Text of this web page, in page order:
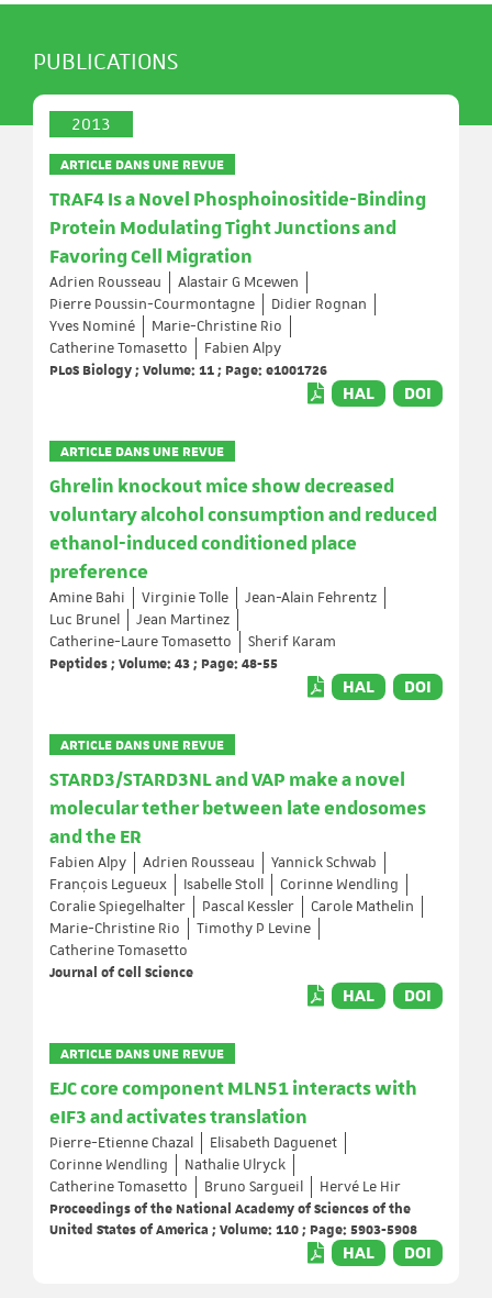
PUBLICATIONS
2013
ARTICLE DANS UNE REVUE
TRAF4 Is a Novel Phosphoinositide-Binding
Protein Modulating Tight Junctions and
Favoring Cell Migration
Adrien Rousseau
Alastair G Mcewen
Pierre Poussin-Courmontagne
Didier Rognan
Yves Nominé
Marie-Christine Rio
Catherine Tomasetto
Fabien Alpy
PLoS Biology ; Volume: 11 ; Page: e1001726
HAL DOI
ARTICLE DANS UNE REVUE
Ghrelin knockout mice show decreased
voluntary alcohol consumption and reduced
ethanol-induced conditioned place
preference
Amine Bahi Virginie Tolle
Jean-Alain Fehrentz
Luc Brunel
Jean Martinez
Catherine-Laure Tomasetto
Sherif Karam
Peptides ; Volume: 43 ; Page: 48-55
HAL DOI
ARTICLE DANS UNE REVUE
STARD3/STARD3NL and VAP make a novel
molecular tether between late endosomes
and the ER
Fabien Alpy Adrien Rousseau
Yannick Schwab
François Legueux
Isabelle Stoll
Corinne Wendling
Coralie Spiegelhalter
Pascal Kessler
Carole Mathelin
Marie-Christine Rio
Timothy P Levine
Catherine Tomasetto
Journal of Cell Science
HAL DOI
ARTICLE DANS UNE REVUE
EJC core component MLN51 interacts with
eIF3 and activates translation
Pierre-Etienne Chazal
Elisabeth Daguenet
Corinne Wendling
Nathalie Ulryck
Catherine Tomasetto
Bruno Sargueil
Hervé Le Hir
Proceedings of the National Academy of Sciences of the
United States of America ; Volume: 110 ; Page: 5903-5908
HAL DOI